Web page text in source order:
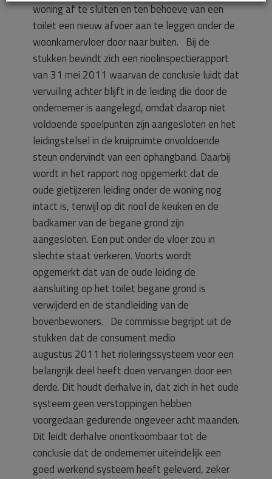
woning af te sluiten en ten behoeve van een
toilet een nieuw afvoer aan te leggen onder de
woonkamervloer door naar buiten. Bij de
stukken bevindt zich een rioolinspectierapport
van 31 mei 2011 waarvan de conclusie luidt dat
vervuiling achter blijft in de leiding die door de
ondernemer is aangelegd, omdat daarop niet
voldoende spoelpunten zijn aangesloten en het
leidingstelsel in de kruipruimte onvoldoende
steun ondervindt van een ophangband. Daarbij
wordt in het rapport nog opgemerkt dat de
oude gietijzeren leiding onder de woning nog
intact is, terwijl op dit riool de keuken en de
badkamer van de begane grond zijn
aangesloten. Een put onder de vloer zou in
slechte staat verkeren. Voorts wordt
opgemerkt dat van de oude leiding de
aansluiting op het toilet begane grond is
verwijderd en de standleiding van de
bovenbewoners. De commissie begrijpt uit de
stukken dat de consument medio
augustus 2011 het rioleringssysteem voor een
belangrijk deel heeft doen vervangen door een
derde. Dit houdt derhalve in, dat zich in het oude
systeem geen verstoppingen hebben
voorgedaan gedurende ongeveer acht maanden.
Dit leidt derhalve onontkoombaar tot de
conclusie dat de ondernemer uiteindelijk een
goed werkend systeem heeft geleverd, zeker